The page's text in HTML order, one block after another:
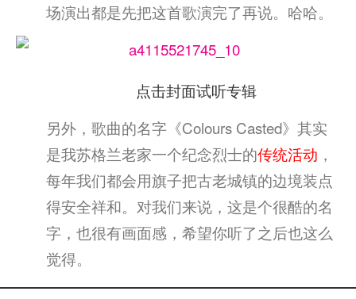
场演出都是先把这首歌演完了再说。哈哈。
点击封面试听专辑
另外，歌曲的名字《Colours Casted》其实
是我苏格兰老家一个纪念烈士的传统活动 ，
每年我们都会用旗子把古老城镇的边境装点
得安全祥和。对我们来说，这是个很酷的名
字，也很有画面感，希望你听了之后也这么
觉得。